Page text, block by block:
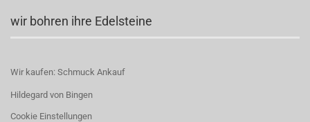
wir bohren ihre Edelsteine
Wir kaufen: Schmuck Ankauf
Hildegard von Bingen
Cookie Einstellungen